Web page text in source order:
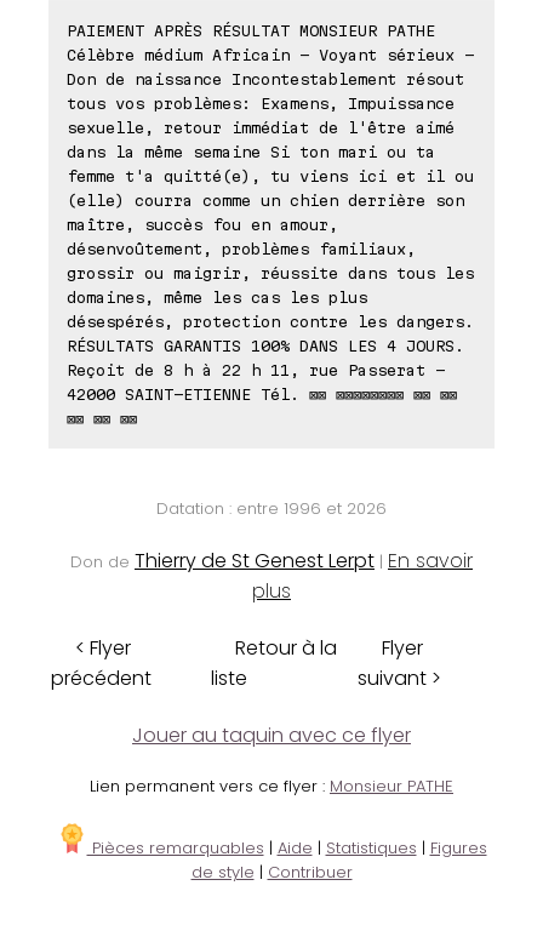
PAIEMENT APRÈS RÉSULTAT MONSIEUR PATHE
Célèbre médium Africain - Voyant sérieux -
Don de naissance Incontestablement résout
tous vos problèmes: Examens, Impuissance
sexuelle, retour immédiat de l'être aimé
dans la même semaine Si ton mari ou ta
femme t'a quitté(e), tu viens ici et il ou
(elle) courra comme un chien derrière son
maître, succès fou en amour,
désenvoûtement, problèmes familiaux,
grossir ou maigrir, réussite dans tous les
domaines, même les cas les plus
désespérés, protection contre les dangers.
RÉSULTATS GARANTIS 100% DANS LES 4 JOURS.
Reçoit de 8 h à 22 h 11, rue Passerat -
42000 SAINT-ETIENNE Tél. ⊠⊠ ⊠⊠⊠⊠⊠⊠⊠⊠ ⊠⊠ ⊠⊠
⊠⊠ ⊠⊠ ⊠⊠
Datation : entre 1996 et 2026
Don de Thierry de St Genest Lerpt | En savoir
plus
< Flyer
précédent
Retour à la
liste
Flyer
suivant >
Jouer au taquin avec ce flyer
Lien permanent vers ce flyer : Monsieur PATHE
Pièces remarquables | Aide | Statistiques | Figures
de style | Contribuer